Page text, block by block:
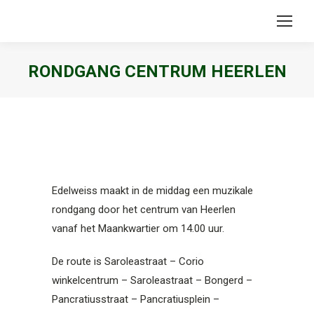
RONDGANG CENTRUM HEERLEN
Edelweiss maakt in de middag een muzikale
rondgang door het centrum van Heerlen
vanaf het Maankwartier om 14.00 uur.
De route is Saroleastraat – Corio
winkelcentrum – Saroleastraat – Bongerd –
Pancratiusstraat – Pancratiusplein –